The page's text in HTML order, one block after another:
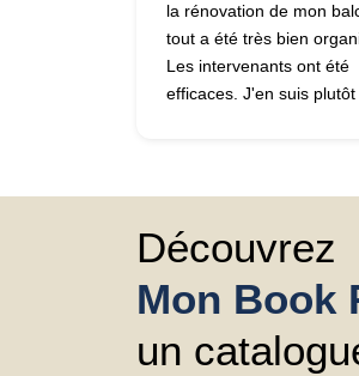
la rénovation de mon
tout a été très bien
Les intervenants ont été
efficaces. J'en suis plutôt
Découvrez
Mon Book
un